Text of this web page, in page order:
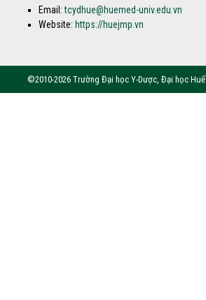
Email:tcydhue@huemed-univ.edu.vn
Website: https://huejmp.vn
©2010-2026 Trường Đại học Y-Dược, Đại học